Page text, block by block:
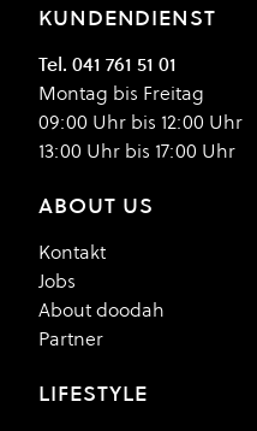
KUNDENDIENST
Tel. 041 761 51 01
Montag bis Freitag
09:00 Uhr bis 12:00 Uhr
13:00 Uhr bis 17:00 Uhr
ABOUT US
Kontakt
Jobs
About doodah
Partner
LIFESTYLE